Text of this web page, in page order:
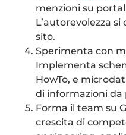
menzioni su
L’autorevolezza
sito.
Sperimenta con
Implementa
HowTo, e
di informazioni da
Forma il team su
crescita di